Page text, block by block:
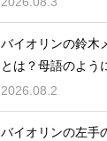
バイオリンの鈴木
とは？母語のよう
楽教育の魅力
2026.08.2
バイオリンの左手